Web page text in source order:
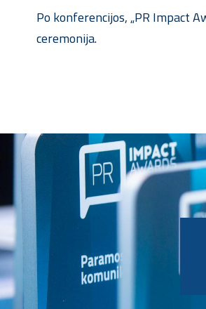
Po konferencijos, „PR Impact
ceremonija.